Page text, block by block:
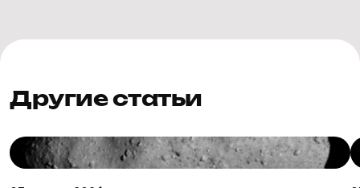
Другие статьи
От
астероида
с